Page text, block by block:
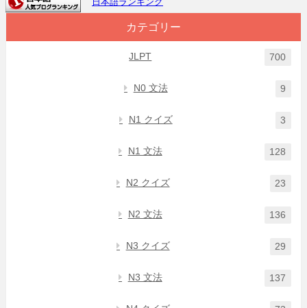
カテゴリー
JLPT 700
N0 文法 9
N1 クイズ 3
N1 文法 128
N2 クイズ 23
N2 文法 136
N3 クイズ 29
N3 文法 137